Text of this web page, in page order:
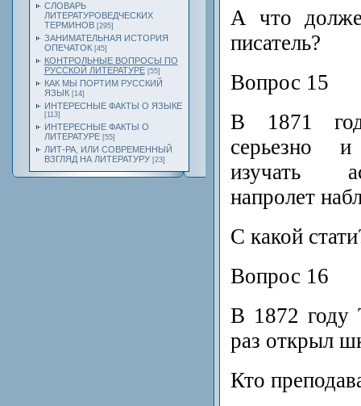
СЛОВАРЬ
ЛИТЕРАТУРОВЕДЧЕСКИХ
ТЕРМИНОВ [295]
ЗАНИМАТЕЛЬНАЯ ИСТОРИЯ
ОПЕЧАТОК [45]
КОНТРОЛЬНЫЕ ВОПРОСЫ ПО
РУССКОЙ ЛИТЕРАТУРЕ [55]
КАК МЫ ПОРТИМ РУССКИЙ
ЯЗЫК [14]
ИНТЕРЕСНЫЕ ФАКТЫ О ЯЗЫКЕ
[113]
ИНТЕРЕСНЫЕ ФАКТЫ О
ЛИТЕРАТУРЕ [55]
ЛИТ-РА, ИЛИ СОВРЕМЕННЫЙ
ВЗГЛЯД НА ЛИТЕРАТУРУ [23]
А что
писатель?
Вопрос 15
В 1871
серьезно и
изучать
напролет
С какой
Вопрос 16
В 1872 году
раз открыл
Кто